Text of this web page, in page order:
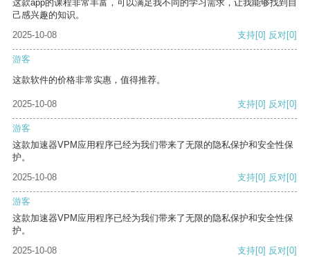
这款app的课程非常丰富，可以满足我不同的学习需求，让我能够找到自
己感兴趣的知识。
2025-10-08
支持[0] 反对[0]
游客
这款软件的价格非常实惠，值得推荐。
2025-10-08 支持[0] 反对[0]
游客
这款加速器VPM应用程序已经为我们带来了无限的隐私保护和安全性保
护。
2025-10-08
支持[0] 反对[0]
游客
这款加速器VPM应用程序已经为我们带来了无限的隐私保护和安全性保
护。
2025-10-08
支持[0] 反对[0]